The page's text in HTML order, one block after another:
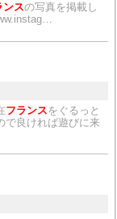
ンスの写真を掲載し
フランスをぐるっと
で良ければ遊びに来